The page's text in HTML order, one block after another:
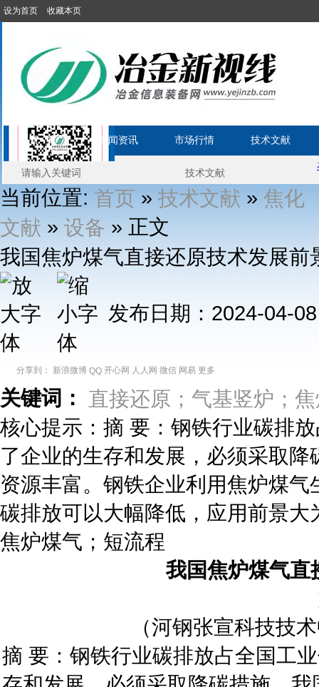
设为首页 收藏本页
首 页 新闻资讯 市场行情 技术文献
当前位置: 首页 » 技术文献 » 焦化
文献 » 设备 » 正文
我国焦炉煤气直接还原技术发展前
发布日期：2024-04-
分享到： 新浪微博 QQ 开心网 人人网 微信 网易 更多
关键词：
直接还原；气基竖炉；
核心提示：摘 要：钢铁行业碳排
了企业的生存和发展，必须采取
资源丰富。钢铁企业利用焦炉煤
碳排放可以大幅降低，应用前景
焦炉煤气；短流程
我国焦炉煤气直
（河钢张宣科技技
摘 要：钢铁行业碳排放占全国工